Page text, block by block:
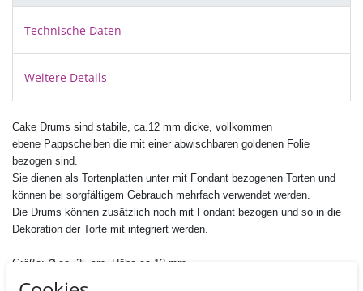
Technische Daten
Weitere Details
Cake Drums sind stabile, ca.12 mm dicke, vollkommen
ebene Pappscheiben die mit einer abwischbaren goldenen Folie
bezogen sind.
Sie dienen als Tortenplatten unter mit Fondant bezogenen Torten und
können bei sorgfältigem Gebrauch mehrfach verwendet werden.
Die Drums können zusätzlich noch mit Fondant bezogen und so in die
Dekoration der Torte mit integriert werden.
Größe: Ø ca. 25 cm, Höhe ca.12 mm